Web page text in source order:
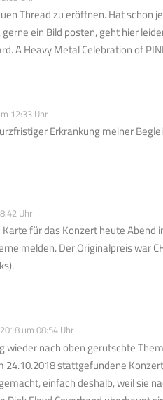
Thread zu eröffnen. Hat schon
ein Bild posten, geht hier
A Heavy Metal Celebration of
12:33 Uhr
Erkrankung meiner
Uhr
für das Konzert heute Abend
melden. Der Originalpreis war
um 08:54 Uhr
wieder nach oben gerutschte
24.10.2018 stattgefundene
einfach deshalb, weil sie